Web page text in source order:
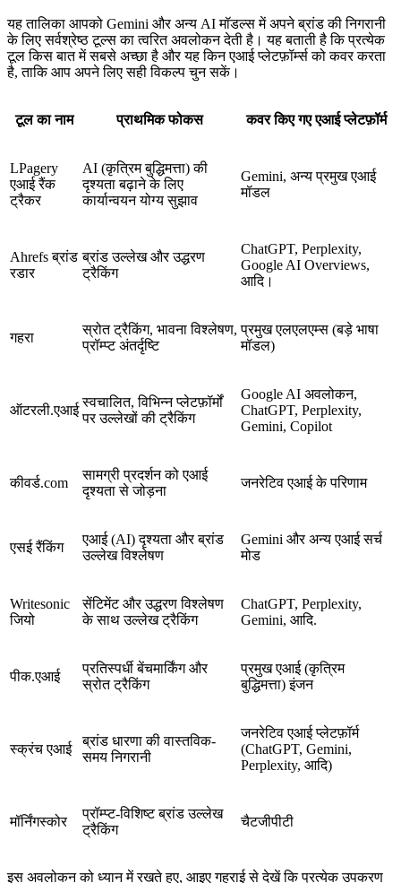
यह तालिका आपको Gemini और अन्य AI मॉडल्स में अपने ब्रांड की निगरानी
के लिए सर्वश्रेष्ठ टूल्स का त्वरित अवलोकन देती है। यह बताती है कि प्रत्येक
टूल किस बात में सबसे अच्छा है और यह किन एआई प्लेटफ़ॉर्म्स को कवर करता
है, ताकि आप अपने लिए सही विकल्प चुन सकें।
टूल का नाम प्राथमिक फोकस कवर किए गए एआई प्लेटफ़ॉर्म
LPagery
एआई रैंक
ट्रैकर
AI (कृत्रिम बुद्धिमत्ता) की
दृश्यता बढ़ाने के लिए
कार्यान्वयन योग्य सुझाव
Gemini, अन्य प्रमुख एआई
मॉडल
Ahrefs ब्रांड
रडार
ब्रांड उल्लेख और उद्धरण
ट्रैकिंग
ChatGPT, Perplexity,
Google AI Overviews,
आदि।
गहरा
स्रोत ट्रैकिंग, भावना विश्लेषण,
प्रॉम्प्ट अंतर्दृष्टि
प्रमुख एलएलएम्स (बड़े भाषा
मॉडल)
ऑटरली.एआई
स्वचालित, विभिन्न प्लेटफ़ॉर्मों
पर उल्लेखों की ट्रैकिंग
Google AI अवलोकन,
ChatGPT, Perplexity,
Gemini, Copilot
कीवर्ड.com
सामग्री प्रदर्शन को एआई
दृश्यता से जोड़ना
जनरेटिव एआई के परिणाम
एसई रैंकिंग
एआई (AI) दृश्यता और ब्रांड
उल्लेख विश्लेषण
Gemini और अन्य एआई सर्च
मोड
Writesonic
जियो
सेंटिमेंट और उद्धरण विश्लेषण
के साथ उल्लेख ट्रैकिंग
ChatGPT, Perplexity,
Gemini, आदि.
पीक.एआई
प्रतिस्पर्धी बेंचमार्किंग और
स्रोत ट्रैकिंग
प्रमुख एआई (कृत्रिम
बुद्धिमत्ता) इंजन
स्क्रंच एआई
ब्रांड धारणा की वास्तविक-
समय निगरानी
जनरेटिव एआई प्लेटफ़ॉर्म
(ChatGPT, Gemini,
Perplexity, आदि)
मॉर्निंगस्कोर
प्रॉम्प्ट-विशिष्ट ब्रांड उल्लेख
ट्रैकिंग
चैटजीपीटी
इस अवलोकन को ध्यान में रखते हुए, आइए गहराई से देखें कि प्रत्येक उपकरण